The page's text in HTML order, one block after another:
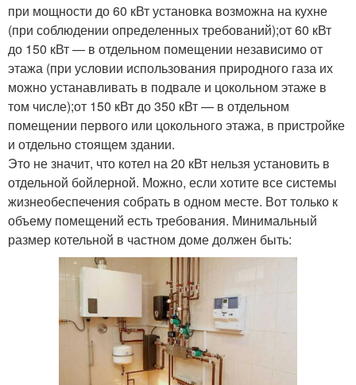
при мощности до 60 кВт установка возможна на кухне
(при соблюдении определенных требований);от 60 кВт
до 150 кВт — в отдельном помещении независимо от
этажа (при условии использования природного газа их
можно устанавливать в подвале и цокольном этаже в
том числе);от 150 кВт до 350 кВт — в отдельном
помещении первого или цокольного этажа, в пристройке
и отдельно стоящем здании.
Это не значит, что котел на 20 кВт нельзя установить в
отдельной бойлерной. Можно, если хотите все системы
жизнеобеспечения собрать в одном месте. Вот только к
объему помещений есть требования. Минимальный
размер котельной в частном доме должен быть: